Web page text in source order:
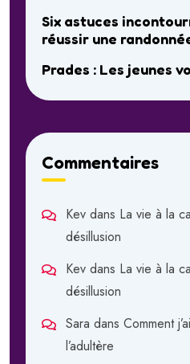
Six astuces
réussir une
Prades : Les jeunes
Commentaires
Kev dans La vie à la
désillusion
Kev dans La vie à la
désillusion
Sara dans Comment
l’adultère